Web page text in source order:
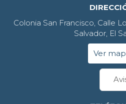
Colonia San Francisco, Calle
Salvador, El
Ver